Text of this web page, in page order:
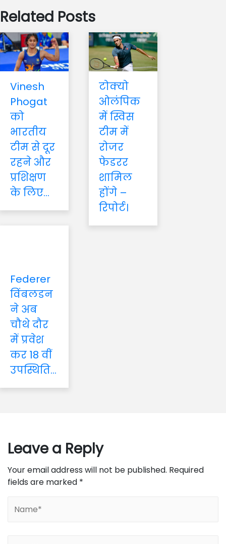
Related Posts
Vinesh
Phogat
को
भारतीय
टीम से दूर
रहने और
प्रशिक्षण
के लिए...
टोक्यो
ओलंपिक
में स्विस
टीम में
रोजर
फेडरर
शामिल
होंगे –
रिपोर्ट।
Federer
विंबलडन
ने अब
चौथे दौर
में प्रवेश
कर 18 वीं
उपस्थिति...
Leave a Reply
Your email address will not be published. Required
fields are marked *